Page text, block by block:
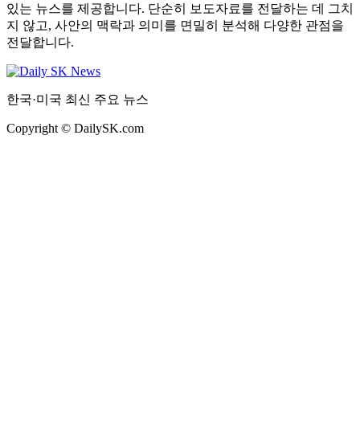
있는 뉴스를 제공합니다. 단순히 보도자료를 전달하는 데 그치
지 않고, 사안의 맥락과 의미를 면밀히 분석해 다양한 관점을
전달합니다.
한국·미국 최신 주요 뉴스
Copyright © DailySK.com